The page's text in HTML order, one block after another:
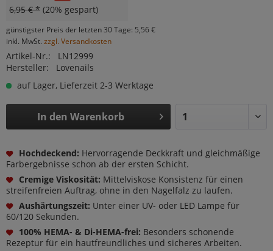
6,95 € * (20% gespart)
günstigster Preis der letzten 30 Tage: 5,56 €
inkl. MwSt. zzgl. Versandkosten
Artikel-Nr.:
LN12999
Hersteller:
Lovenails
auf Lager, Lieferzeit 2-3 Werktage
In den Warenkorb
Hochdeckend: Hervorragende Deckkraft und gleichmäßige
Farbergebnisse schon ab der ersten Schicht.
Cremige Viskosität: Mittelviskose Konsistenz für einen
streifenfreien Auftrag, ohne in den Nagelfalz zu laufen.
Aushärtungszeit: Unter einer UV- oder LED Lampe für
60/120 Sekunden.
100% HEMA- & Di-HEMA-frei: Besonders schonende
Rezeptur für ein hautfreundliches und sicheres Arbeiten.